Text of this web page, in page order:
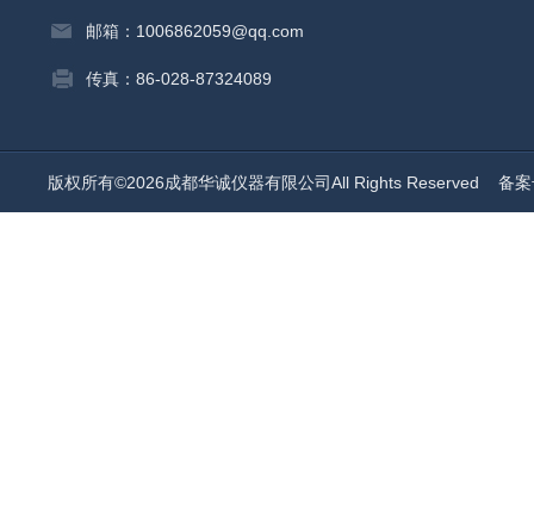
邮箱：1006862059@qq.com
传真：86-028-87324089
版权所有©2026成都华诚仪器有限公司All Rights Reserved 备